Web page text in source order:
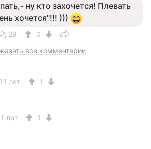
ну кто захочется! Плевать
хочется"!!! )))
29
0
все комментарии
11 лет 1
лет 1